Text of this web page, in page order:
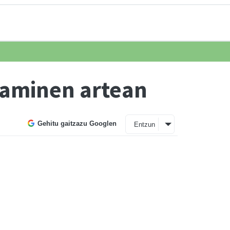
artean
Gehitu gaitzazu Googlen Entzun